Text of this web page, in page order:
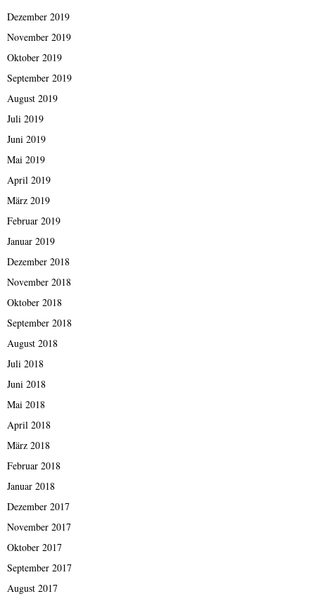
Dezember 2019
November 2019
Oktober 2019
September 2019
August 2019
Juli 2019
Juni 2019
Mai 2019
April 2019
März 2019
Februar 2019
Januar 2019
Dezember 2018
November 2018
Oktober 2018
September 2018
August 2018
Juli 2018
Juni 2018
Mai 2018
April 2018
März 2018
Februar 2018
Januar 2018
Dezember 2017
November 2017
Oktober 2017
September 2017
August 2017